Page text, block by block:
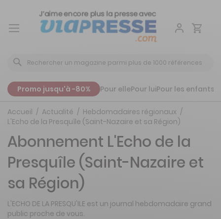
Aller
Promo jusqu'à -80% Pour ellePour luiPour les enfants
Accueil Actualité
Hebdomadaires régionaux
L'Echo de la Presquîle (Saint-Nazaire et sa Région)
Abonnement L'Echo de la
Presquîle (Saint-Nazaire et
sa Région)
L'ECHO DE LA PRESQU'ILE est un journal hebdomadaire grand
public proche de vous.